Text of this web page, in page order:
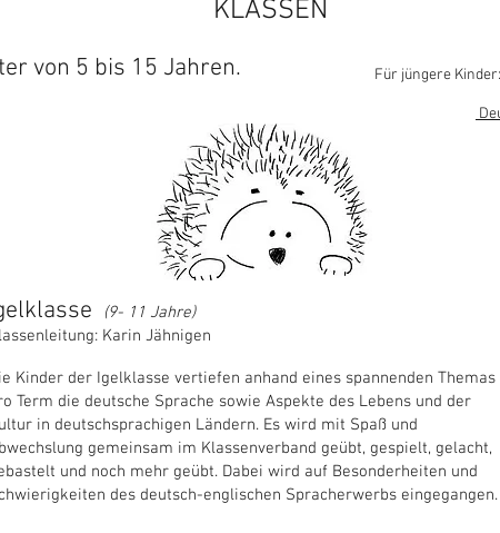
KLASSEN
von 5 bis 15 Jahren. Für jüngere Kinder:
(9- 11 Jahre)
Karin Jähnigen
Kinder der Igelklasse vertiefen anhand eines spannenden Themas
Term die deutsche Sprache sowie Aspekte des Lebens und der
in deutschsprachigen Ländern. Es wird mit Spaß und
gemeinsam im Klassenverband geübt, gespielt, gelacht,
und noch mehr geübt. Dabei wird auf Besonderheiten und
des deutsch-englischen Spracherwerbs eingegangen.